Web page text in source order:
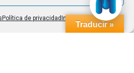
Política de privacidad Impressum
Traducir »